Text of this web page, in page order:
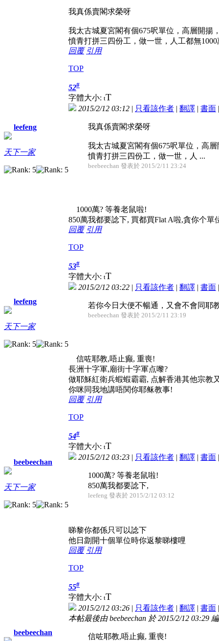
我真係賣閣求榮呀
我太古城夏宮閣有個675呎單位，高層開揚
憤青打拼三四份工，做一世，人工都無
回覆 引用
TOP
leefeng
天下一家
52#
字體大小: tT
2015/2/12 03:12 | 只看該作者 | 翻譯 | 書面
我真係賣閣求榮呀
我太古城夏宮閣有個675呎單位，高
憤青打拼三四份工，做一世，人 ...
beebeechan 發表於 2015/2/11 23:24
1000萬? 等養老鼠啦!
850萬我都要諗下, 買都買Flat A啦,貪你个單
回覆 引用
TOP
leefeng
天下一家
53#
字體大小: tT
2015/2/12 03:22 | 只看該作者 | 翻譯 | 書面
若你今日大便不暢通，又會不會同耶
beebeechan 發表於 2015/2/11 23:19
信咗耶教,唔止癫, 重喪!
長洲十字軍,廟街十字軍点嚟?
做耶穌紅衛兵蝦蝦霸霸, 点解香港其他宗教
你咪同我地講唔関你耶稣教事!
回覆 引用
TOP
beebeechan
天下一家
54#
字體大小: tT
2015/2/12 03:23 | 只看該作者 | 翻譯 | 書面
1000萬? 等養老鼠啦!
850萬我都要諗下,
leefeng 發表於 2015/2/12 03:12
睇黎你都係只可以諗下
他日劏開十個單位時你返黎睇樓哩
回覆 引用
TOP
beebeechan
55#
字體大小: tT
2015/2/12 03:26 | 只看該作者 | 翻譯 | 書面
本帖最後由 beebeechan 於 2015/2/12 03:29
信咗耶教,唔止癫, 重喪!